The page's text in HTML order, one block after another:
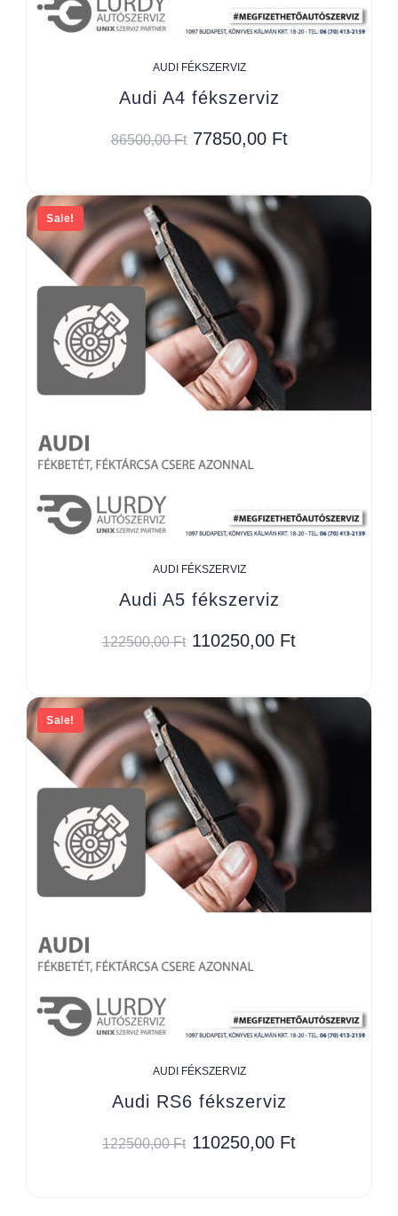
AUDI FÉKSZERVIZ
Audi A4 fékszerviz
86500,00Ft 77850,00 Ft
Sale!
AUDI FÉKSZERVIZ
Audi A5 fékszerviz
122500,00Ft 110250,00 Ft
Sale!
AUDI FÉKSZERVIZ
Audi RS6 fékszerviz
122500,00Ft 110250,00 Ft